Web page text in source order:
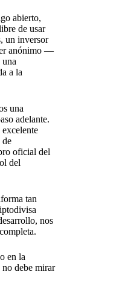
abierto,
de usar
un inversor
anónimo —
una
a la
una
adelante.
de
oficial del
del
tan
nos
en la
no debe mirar